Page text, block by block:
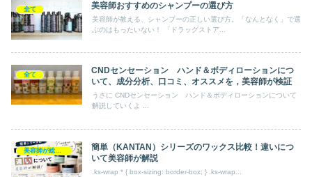
全て 美容師おすすめのシャンプーの選び方
美容師が教える、シャンプーの正しい選び方。「なんとなく」で選
ぶのはもったいない！ 「ドラッグストア...
全て
CNDセンセーション ハンド＆ボディローションにつ
いて、成分分析、口コミ、オススメを，美容師が検証
うさに CNDセンセーション ハンド＆ボディローションについて
解説していくよ ...
美容師が総評ヘアケア製品
簡単（KANTAN）シリーズのワックス比較！違いにつ
いて美容師が解説
.ks-wrap * { box-sizing: border-box; } .ks-wrap...